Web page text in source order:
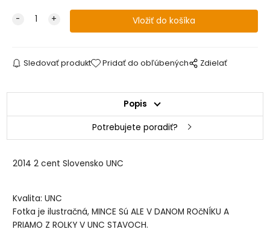
Sledovať produkt Pridať do obľúbených Zdielať
Popis
Potrebujete poradiť?
2014 2 cent Slovensko UNC
Kvalita: UNC
Fotka je ilustračná, MINCE Sú ALE V DANOM ROčNÍKU A
PRIAMO Z ROLKY V UNC STAVOCH.